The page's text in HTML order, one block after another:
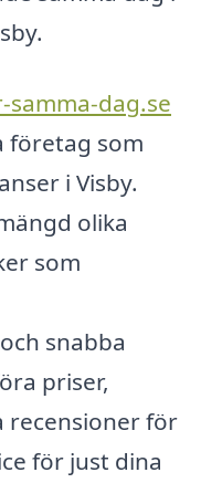
samma-dag.se
företag som
i Visby.
olika
som
snabba
priser,
recensioner för
för just dina